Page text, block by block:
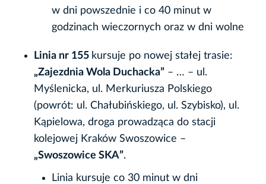
w dni powszednie i co 40 minut w
godzinach wieczornych oraz w dni wolne
Linia nr 155 kursuje po nowej stałej trasie:
„Zajezdnia Wola Duchacka” – … – ul.
Myślenicka, ul. Merkuriusza Polskiego
(powrót: ul. Chałubińskiego, ul. Szybisko), ul.
Kąpielowa, droga prowadząca do stacji
kolejowej Kraków Swoszowice –
„Swoszowice SKA”.
Linia kursuje co 30 minut w dni